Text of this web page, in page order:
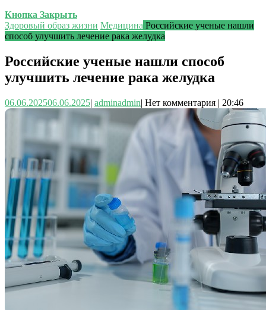
Кнопка Закрыть
Здоровый образ жизни Медицина Российские ученые нашли
способ улучшить лечение рака желудка
Российские ученые нашли способ
улучшить лечение рака желудка
06.06.202506.06.2025| adminadmin| Нет комментария | 20:46